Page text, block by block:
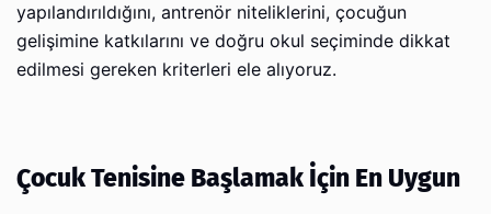
yapılandırıldığını, antrenör niteliklerini, çocuğun
gelişimine katkılarını ve doğru okul seçiminde dikkat
edilmesi gereken kriterleri ele alıyoruz.
Çocuk Tenisine Başlamak İçin En Uygun